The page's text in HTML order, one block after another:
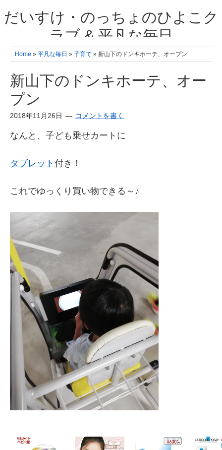
だいすけ・のっちょのひよこク
ラブ & 平凡な毎日
我が家の3人のひよこ成長日記と雑記 何十年後かに、大きくなったひよ
こ達とこの成長記を読み返すことを夢見て。& 3児ママの平凡日記 日々
Home » 平凡な毎日 » 子育て » 新山下のドンキホーテ、オープン
新山下のドンキホーテ、オー
プン
2018年11月26日 コメントを書く
なんと、子ども乗せカートに
タブレット 付き！
これでゆっくり買い物できる～♪